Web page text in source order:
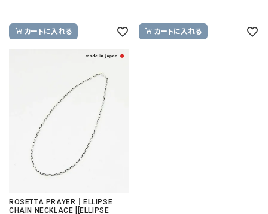
カートに入れる カートに入れる
ROSETTA PRAYER｜ELLIPSE
CHAIN NECKLACE [[ELLIPSE